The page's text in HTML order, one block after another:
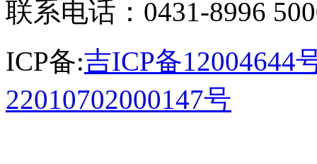
联系电话：0431-8996
ICP备:吉ICP备12004644
22010702000147号